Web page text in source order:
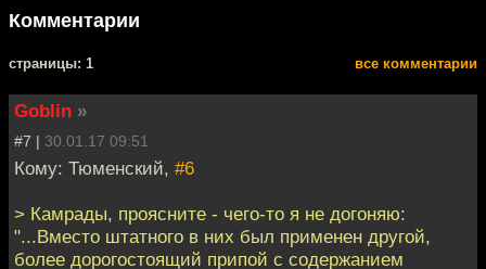
Комментарии
cтраницы: 1 все комментарии
Goblin »
#7 | 30.01.17 09:51
Кому: Тюменский, #6
> Камрады, проясните - чего-то я не догоняю:
"...Вместо штатного в них был применен другой,
более дорогостоящий припой с содержанием